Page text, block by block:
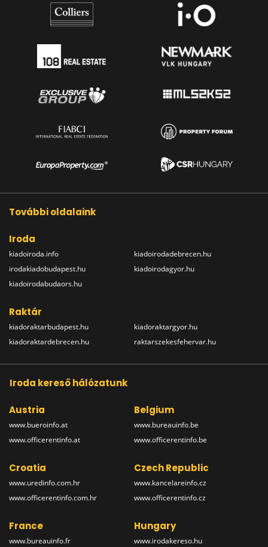
További oldalaink
Iroda
kiadoiroda.info
irodakiadobudapest.hu
kiadoirodabudaors.hu
kiadoirodadebrecen.hu
kiadoirodagyor.hu
Raktár
kiadoraktarbudapest.hu
kiadoraktardebrecen.hu
kiadoraktargyor.hu
raktarszekesfehervar.hu
Iroda kereső hálózatunk
Austria
www.bueroinfo.at
www.officerentinfo.at
Belgium
www.bureauinfo.be
www.officerentinfo.be
Croatia
www.uredinfo.com.hr
www.officerentinfo.com.hr
Czech Republic
www.kancelareinfo.cz
www.officerentinfo.cz
France
www.bureauinfo.fr
Hungary
www.irodakereso.hu